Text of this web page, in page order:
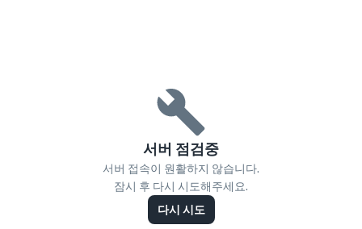
서버 점검중
서버 접속이 원활하지 않습니다.
잠시 후 다시 시도해주세요.
다시 시도